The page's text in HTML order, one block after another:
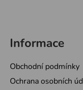
Informace
Obchodní podmínky
Ochrana osobních